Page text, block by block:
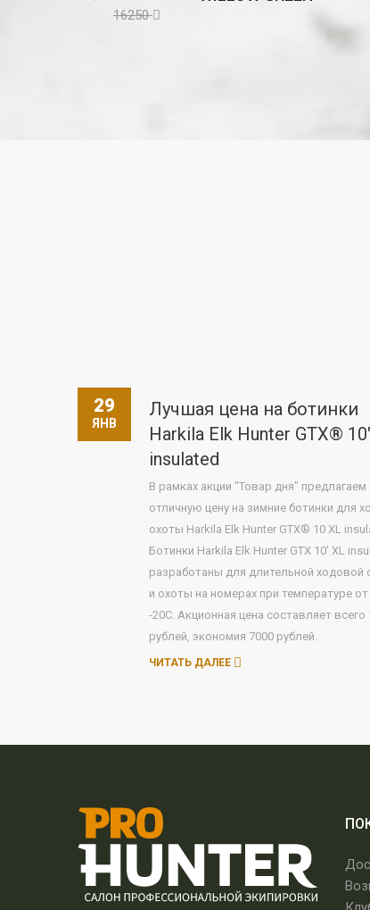
16250
29
ЯНВ
Лучшая цена на ботинки
Harkila Elk Hunter GTX®
insulated
В рамках акции "Товар дня" предлагаем
отличную цену на зимние ботинки для
охоты Harkila Elk Hunter GTX® 10 XL
Ботинки Harkila Elk Hunter GTX 10' XL
разработаны для длительной ходовой
и охоты на номерах при температуре от
-20С. Акционная цена составляет всего
рублей, экономия 7000 рублей.
ЧИТАТЬ ДАЛЕЕ